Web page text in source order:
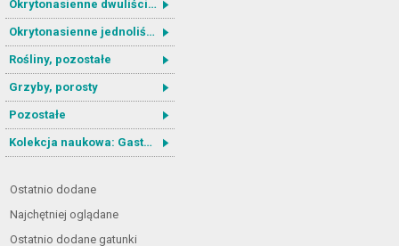
Okrytonasienne dwuliścienne
Okrytonasienne jednoliścienne
Rośliny, pozostałe
Grzyby, porosty
Pozostałe
Kolekcja naukowa: Gastrotricha
Ostatnio dodane
Najchętniej oglądane
Ostatnio dodane gatunki